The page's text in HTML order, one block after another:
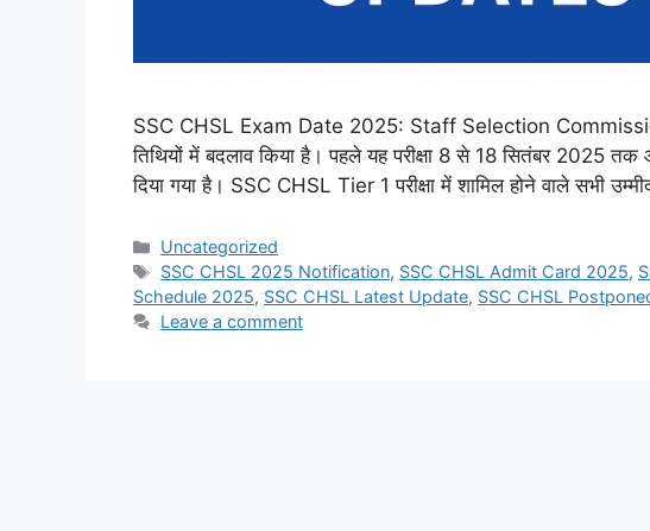
SSC CHSL Exam Date 2025: Staff Selection
तिथियों में बदलाव किया है। पहले यह परीक्षा 8 से 18 सितंबर 2025
दिया गया है। SSC CHSL Tier 1 परीक्षा में शामिल होने वाले सभी
Categories
Uncategorized
Tags
SSC CHSL 2025 Notification, SSC CHSL Admit Card 2025,
Schedule 2025, SSC CHSL Latest Update, SSC CHSL
Leave a comment